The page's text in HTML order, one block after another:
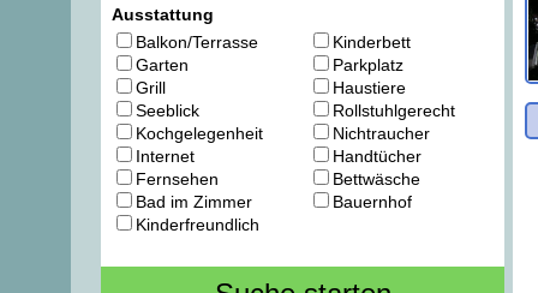
Ausstattung
Balkon/Terrasse
Garten
Grill
Seeblick
Kochgelegenheit
Internet
Fernsehen
Bad im Zimmer
Kinderfreundlich
Kinderbett
Parkplatz
Haustiere
Rollstuhlgerecht
Nichtraucher
Handtücher
Bettwäsche
Bauernhof